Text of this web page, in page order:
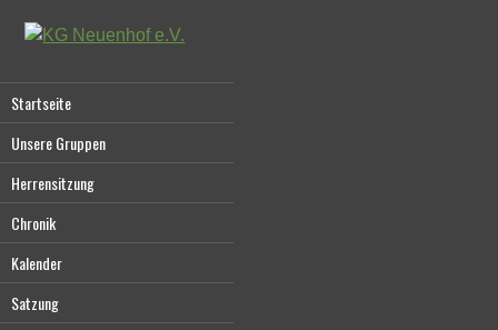
Startseite
Unsere Gruppen
Herrensitzung
Chronik
Kalender
Satzung